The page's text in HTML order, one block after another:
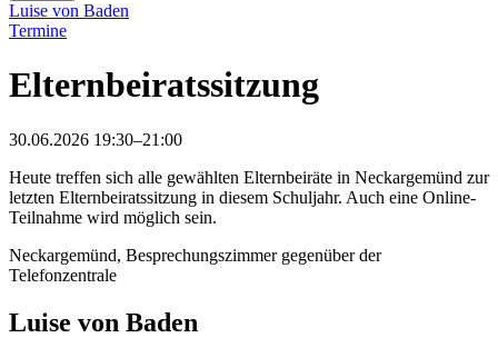
Luise von Baden
Termine
Elternbeiratssitzung
30.06.2026 19:30–21:00
Heute treffen sich alle gewählten Elternbeiräte in Neckargemünd zur
letzten Elternbeiratssitzung in diesem Schuljahr. Auch eine Online-
Teilnahme wird möglich sein.
Neckargemünd, Besprechungszimmer gegenüber der
Telefonzentrale
Luise von Baden